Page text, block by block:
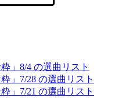
」8/4 の選曲リスト
」7/28 の選曲リスト
」7/21 の選曲リスト